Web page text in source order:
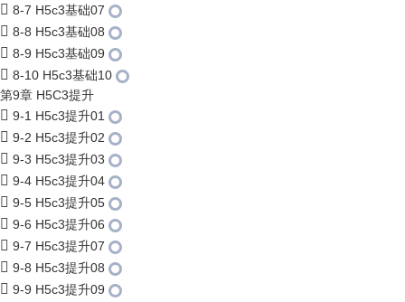
8-7 H5c3基础07
8-8 H5c3基础08
8-9 H5c3基础09
8-10 H5c3基础10
第9章 H5C3提升
9-1 H5c3提升01
9-2 H5c3提升02
9-3 H5c3提升03
9-4 H5c3提升04
9-5 H5c3提升05
9-6 H5c3提升06
9-7 H5c3提升07
9-8 H5c3提升08
9-9 H5c3提升09